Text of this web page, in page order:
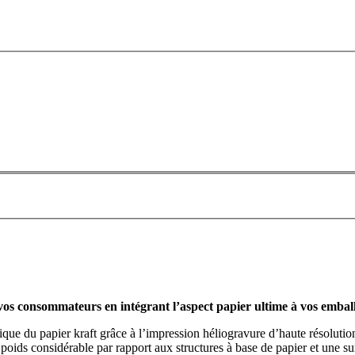
consommateurs en intégrant l’aspect papier ultime à vos
du papier kraft grâce à l’impression héliogravure d’haute
considérable par rapport aux structures à base de papier et une